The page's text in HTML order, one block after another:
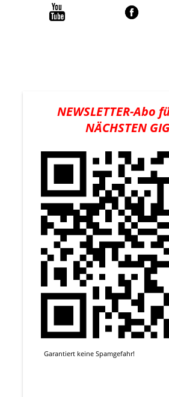
NEWSLETTER-Abo
NÄCHSTEN
Garantiert keine Spamgefahr!